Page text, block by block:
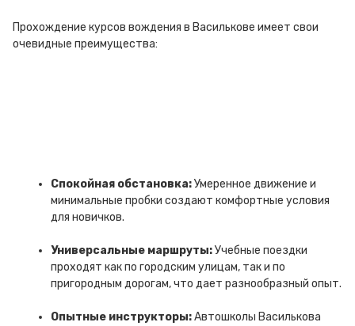
Прохождение курсов вождения в Василькове имеет свои
очевидные преимущества:
Спокойная обстановка:Умеренное движение и
минимальные пробки создают комфортные условия
для новичков.
Универсальные маршруты:Учебные поездки
проходят как по городским улицам, так и по
пригородным дорогам, что дает разнообразный опыт.
Опытные инструкторы:Автошколы Василькова